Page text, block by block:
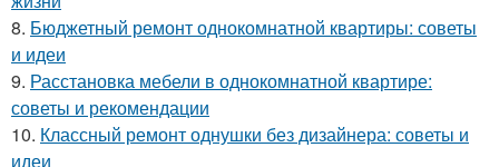
8. Бюджетный ремонт однокомнатной квартиры: советы
и идеи
9. Расстановка мебели в однокомнатной квартире:
советы и рекомендации
10. Классный ремонт однушки без дизайнера: советы и
идеи